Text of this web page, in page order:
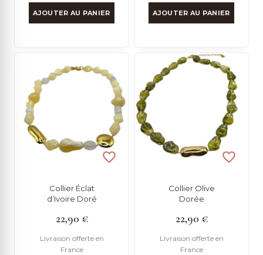
AJOUTER AU PANIER
était :
24,90 €.
est :
21,90 €.
AJOUTER AU PANIER
Collier Éclat
d’Ivoire Doré
22,90 €
Livraison offerte en
France
Collier Olive
Dorée
22,90 €
Livraison offerte en
France